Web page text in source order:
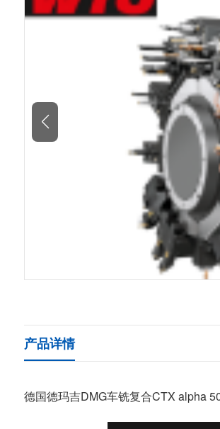
产品详情
德国德玛吉DMG车铣复合CTX alpha